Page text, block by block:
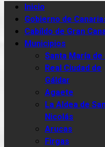
Inicio
Gobierno de
Cabildo de Gran
Municipios
Santa María de
Real Ciudad de
Gáldar
Agaete
La Aldea de
Nicolás
Arucas
Firgas